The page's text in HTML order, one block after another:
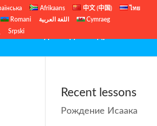
Afrikaans 中文 (中国)
ไทย
Romani
اللغة العربية
Cymraeg
Srpski уроки для подростков
Recent lessons
Рождение Исаака